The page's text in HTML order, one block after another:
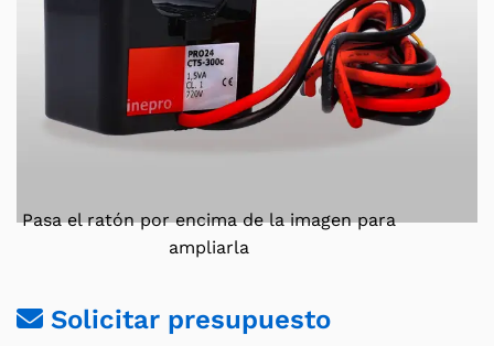
Pasa el ratón por encima de la imagen para
ampliarla
Solicitar presupuesto